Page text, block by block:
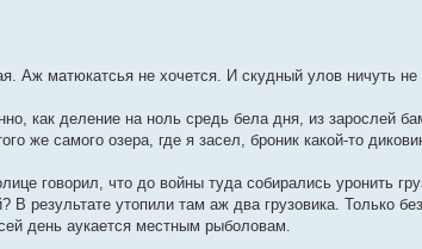
Аж матюкатсья не хочется. И скудный улов ничуть не
как деление на ноль средь бела дня, из зарослей
же самого озера, где я засел, броник какой-то
говорил, что до войны туда собирались уронить
В результате утопили там аж два грузовика. Только
день аукается местным рыболовам.